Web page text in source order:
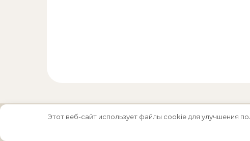
Optima Themes
Этот веб-сайт использует файлы cookie для улучшения